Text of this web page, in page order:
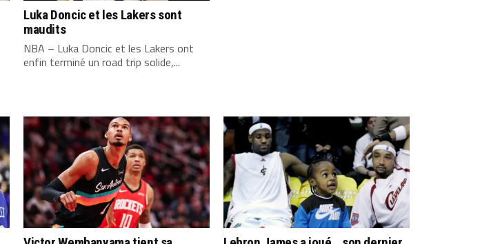
Luka Doncic et les Lakers sont
maudits
NBA – Luka Doncic et les Lakers ont
enfin terminé un road trip solide,...